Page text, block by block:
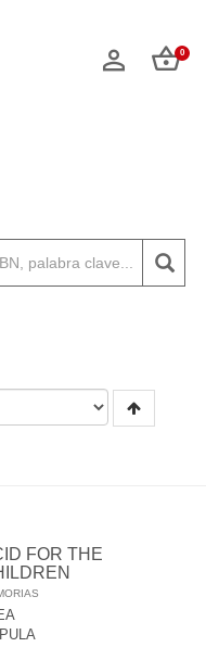
0
FOR THE